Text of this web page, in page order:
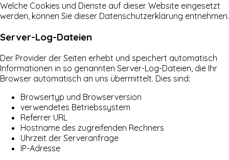
Welche Cookies und Dienste auf dieser Website eingesetzt
werden, können Sie dieser Datenschutzerklärung entnehmen.
Server-Log-Dateien
Der Provider der Seiten erhebt und speichert automatisch
Informationen in so genannten Server-Log-Dateien, die Ihr
Browser automatisch an uns übermittelt. Dies sind:
Browsertyp und Browserversion
verwendetes Betriebssystem
Referrer URL
Hostname des zugreifenden Rechners
Uhrzeit der Serveranfrage
IP-Adresse